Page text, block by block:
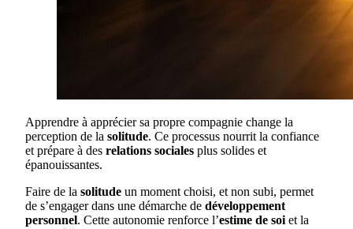
Apprendre à apprécier sa propre compagnie change la
perception de la solitude. Ce processus nourrit la confiance
et prépare à des relations sociales plus solides et
épanouissantes.
Faire de la solitude un moment choisi, et non subi, permet
de s’engager dans une démarche de développement
personnel. Cette autonomie renforce l’estime de soi et la